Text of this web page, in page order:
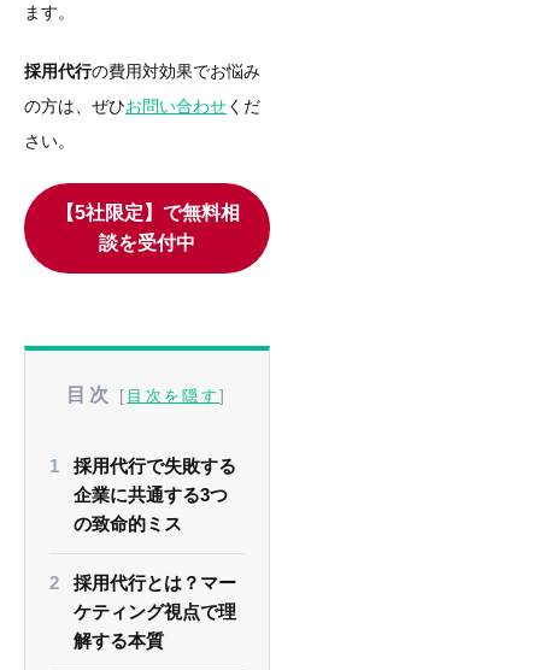
ます。
採用代行の費用対効果でお悩み
の方は、ぜひお問い合わせくだ
さい。
【5社限定】で無料相
談を受付中
目次 [ 目次を隠す]
採用代行で失敗する
企業に共通する3つ
の致命的ミス
採用代行とは？マー
ケティング視点で理
解する本質